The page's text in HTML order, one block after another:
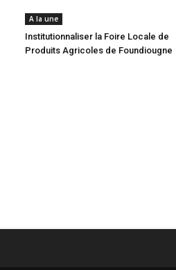
A la une
Institutionnaliser la Foire Locale de
Produits Agricoles de Foundiougne